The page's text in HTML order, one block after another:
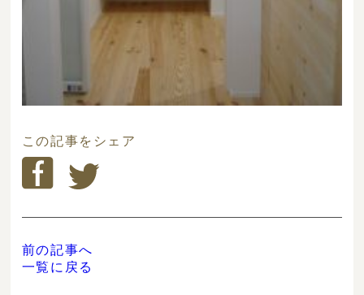
この記事をシェア
前の記事へ
一覧に戻る